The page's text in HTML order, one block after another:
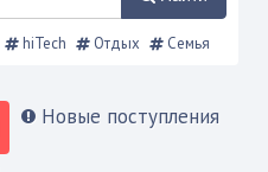
hiTech Отдых Семья
Новые поступления